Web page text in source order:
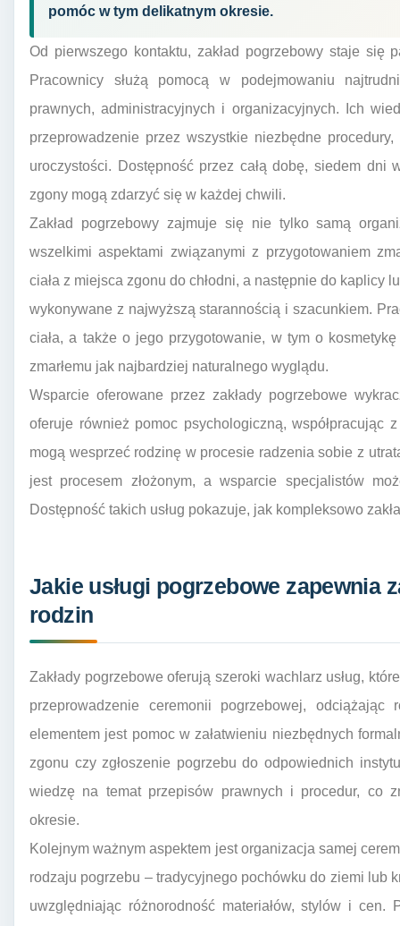
pomóc w tym delikatnym okresie.
Od pierwszego kontaktu, zakład pogrzebowy staje się
Pracownicy służą pomocą w podejmowaniu
prawnych, administracyjnych i organizacyjnych. Ich
przeprowadzenie przez wszystkie niezbędne
uroczystości. Dostępność przez całą dobę, siedem
zgony mogą zdarzyć się w każdej chwili.
Zakład pogrzebowy zajmuje się nie tylko samą
wszelkimi aspektami związanymi z przygotowaniem
ciała z miejsca zgonu do chłodni, a następnie do kaplicy
wykonywane z najwyższą starannością i szacunkiem.
ciała, a także o jego przygotowanie, w tym o
zmarłemu jak najbardziej naturalnego wyglądu.
Wsparcie oferowane przez zakłady pogrzebowe
oferuje również pomoc psychologiczną, współpracując
mogą wesprzeć rodzinę w procesie radzenia sobie z
jest procesem złożonym, a wsparcie specjalistów
Dostępność takich usług pokazuje, jak kompleksowo
Jakie usługi pogrzebowe zapewnia
rodzin
Zakłady pogrzebowe oferują szeroki wachlarz usług,
przeprowadzenie ceremonii pogrzebowej,
elementem jest pomoc w załatwieniu niezbędnych
zgonu czy zgłoszenie pogrzebu do odpowiednich
wiedzę na temat przepisów prawnych i procedur, co
okresie.
Kolejnym ważnym aspektem jest organizacja samej
rodzaju pogrzebu – tradycyjnego pochówku do ziemi lub
uwzględniając różnorodność materiałów, stylów i